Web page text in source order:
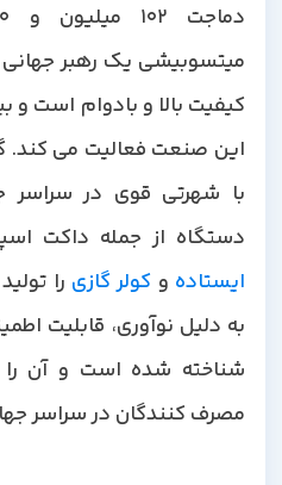
میتسوبیشی یک رهبر جهانی
کیفیت بالا و بادوام است
این صنعت فعالیت می
با شهرتی قوی در سراسر
دستگاه از جمله داکت
ایستاده و کولر گازی را
به دلیل نوآوری، قابلیت
شناخته شده است و آن را
مصرف کنندگان در سراسر